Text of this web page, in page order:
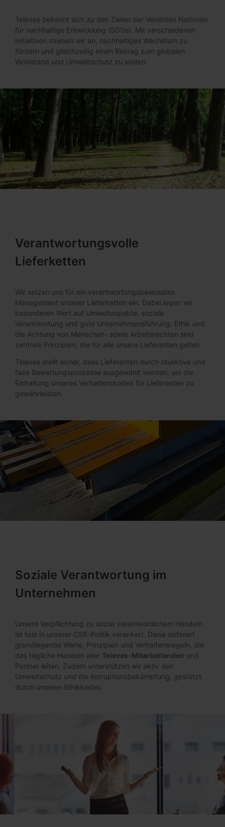
Televes bekennt sich zu den Zielen der Vereinten Nationen
für nachhaltige Entwicklung (SDGs). Mit verschiedenen
Initiativen streben wir an, nachhaltiges Wachstum zu
fördern und gleichzeitig einen Beitrag zum globalen
Wohlstand und Umweltschutz zu leisten.
Verantwortungsvolle
Lieferketten
Wir setzen uns für ein verantwortungsbewusstes
Management unserer Lieferketten ein. Dabei legen wir
besonderen Wert auf Umweltaspekte, soziale
Verantwortung und gute Unternehmensführung. Ethik und
die Achtung von Menschen- sowie Arbeitsrechten sind
zentrale Prinzipien, die für alle unsere Lieferanten gelten.
Televes stellt sicher, dass Lieferanten durch objektive und
faire Bewertungsprozesse ausgewählt werden, um die
Einhaltung unseres Verhaltenskodex für Lieferanten zu
gewährleisten.
Soziale Verantwortung im
Unternehmen
Unsere Verpflichtung zu sozial verantwortlichem Handeln
ist fest in unserer CSR-Politik verankert. Diese definiert
grundlegende Werte, Prinzipien und Verhaltensregeln, die
das tägliche Handeln aller Televes-Mitarbeitenden und
Partner leiten. Zudem unterstützen wir aktiv den
Umweltschutz und die Korruptionsbekämpfung, gestützt
durch unseren Ethikkodex.